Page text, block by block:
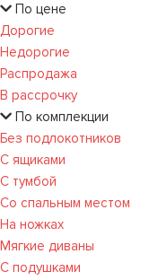
По цене
Дорогие
Недорогие
Распродажа
В рассрочку
По комплекции
Без подлокотников
С ящиками
С тумбой
Со спальным местом
На ножках
Мягкие диваны
С подушками